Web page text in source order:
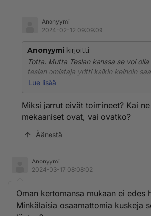
Anonyymi
2024-02-12 09:09:09
Anonyymi kirjoitti:
Totta. Mutta Teslan kanssa se voi olla
teslan omistaja yritti kaikin keinoin
pysähtymään ja lopulta soitti poliisit
vaan poliisi kiilasi auton tieltä.
Lue lisää
Miksi jarrut eivät toimineet? Kai ne
mekaaniset ovat, vai ovatko?
Äänestä
Anonyymi
2024-03-17 08:08:02
Oman kertomansa mukaan ei edes
Minkälaisia osaamattomia kuskeja